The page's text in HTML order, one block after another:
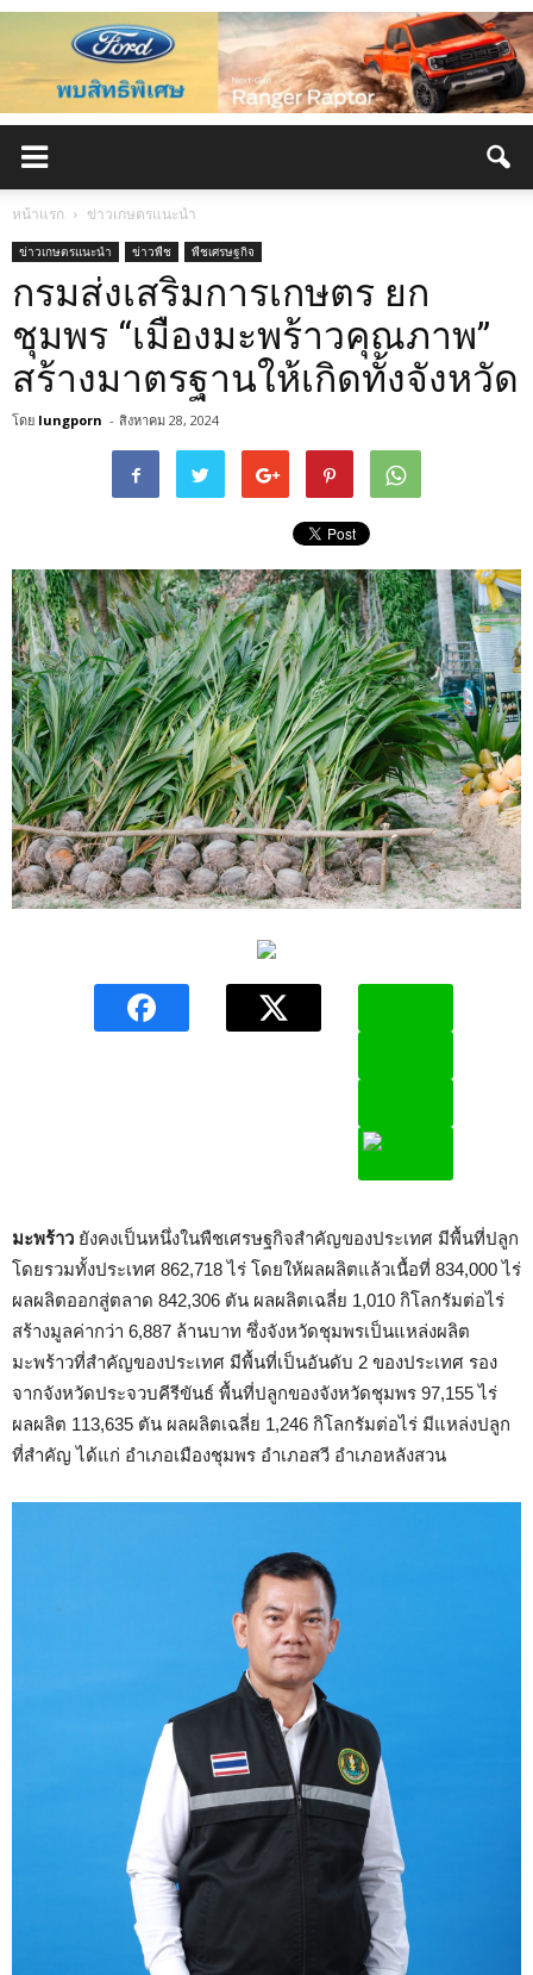
หน้าแรก ข่าวเกษตรแนะนำ
ข่าวเกษตรแนะนำ ข่าวพืช พืชเศรษฐกิจ
กรมส่งเสริมการเกษตร ยก
ชุมพร “เมืองมะพร้าวคุณภาพ”
สร้างมาตรฐานให้เกิดทั้งจังหวัด
โดย lungporn - สิงหาคม 28, 2024
มะพร้าว ยังคงเป็นหนึ่งในพืชเศรษฐกิจสำคัญของประเทศ มีพื้นที่ปลูก
โดยรวมทั้งประเทศ 862,718 ไร่ โดยให้ผลผลิตแล้วเนื้อที่ 834,000 ไร่
ผลผลิตออกสู่ตลาด 842,306 ตัน ผลผลิตเฉลี่ย 1,010 กิโลกรัมต่อไร่
สร้างมูลค่ากว่า 6,887 ล้านบาท ซึ่งจังหวัดชุมพรเป็นแหล่งผลิต
มะพร้าวที่สำคัญของประเทศ มีพื้นที่เป็นอันดับ 2 ของประเทศ รอง
จากจังหวัดประจวบคีรีขันธ์ พื้นที่ปลูกของจังหวัดชุมพร 97,155 ไร่
ผลผลิต 113,635 ตัน ผลผลิตเฉลี่ย 1,246 กิโลกรัมต่อไร่ มีแหล่งปลูก
ที่สำคัญ ได้แก่ อำเภอเมืองชุมพร อำเภอสวี อำเภอหลังสวน